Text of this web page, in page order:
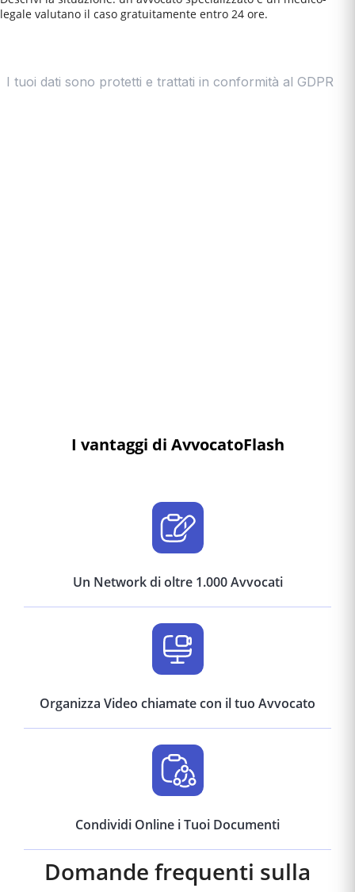
legale valutano il caso gratuitamente entro 24 ore.
I vantaggi di AvvocatoFlash
Un Network di oltre 1.000 Avvocati
Organizza Video chiamate con il tuo Avvocato
Condividi Online i Tuoi Documenti
Domande frequenti sulla